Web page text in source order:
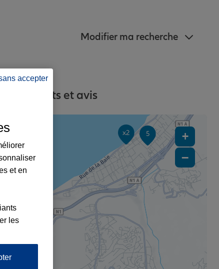
Modifier ma recherche
contacts et avis
5
x2 +
−
accepter
et en
les